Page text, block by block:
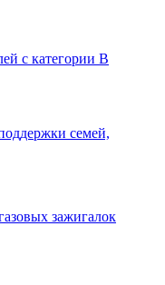
с категории В
семей,
зажигалок